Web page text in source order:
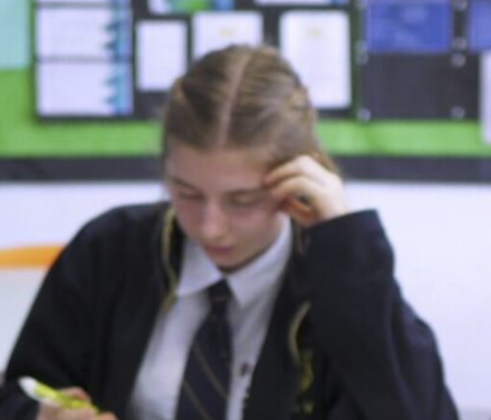
關於英基
我們的教
學方式
英基學校
招生